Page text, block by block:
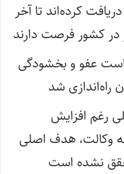
کرده‌اند تا آخر
در کشور فرصت دارند
عفو و بخشودگی
راه‌اندازی شد
رغم افزایش
وکالت، هدف اصلی
نشده است